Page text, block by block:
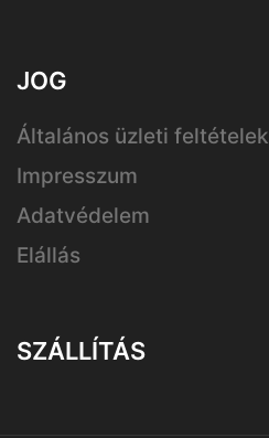
JOG
Általános üzleti feltételek
Impresszum
Adatvédelem
Elállás
SZÁLLÍTÁS